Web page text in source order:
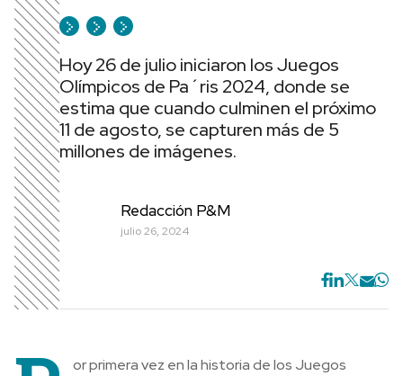
Hoy 26 de julio iniciaron los Juegos
Olímpicos de Pa´ris 2024, donde se
estima que cuando culminen el próximo
11 de agosto, se capturen más de 5
millones de imágenes.
Redacción P&M
julio 26, 2024
or primera vez en la historia de los Juegos